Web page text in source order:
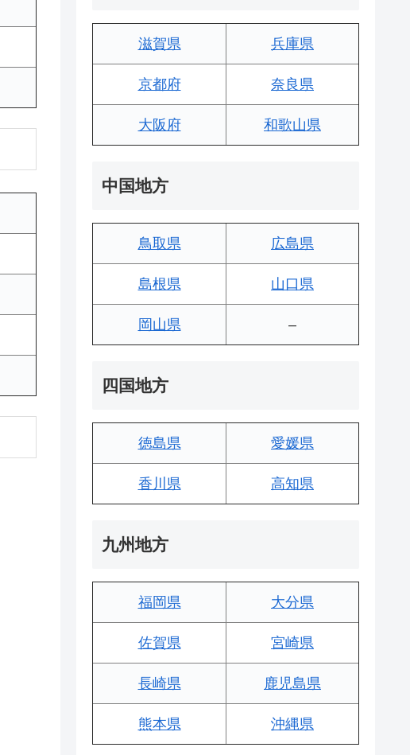
滋賀県 兵庫県
京都府 奈良県
大阪府 和歌山県
中国地方
鳥取県 広島県
島根県 山口県
岡山県 –
四国地方
徳島県 愛媛県
香川県 高知県
九州地方
福岡県 大分県
佐賀県 宮崎県
長崎県 鹿児島県
熊本県 沖縄県